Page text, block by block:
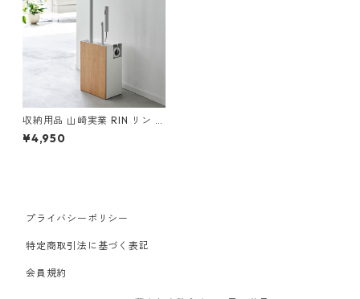
収納用品 山崎実業 RIN リン ク
リーナーツールオーガナイザ
ー ナチュラル
¥4,950
プライバシーポリシー
特定商取引法に基づく表記
会員規約